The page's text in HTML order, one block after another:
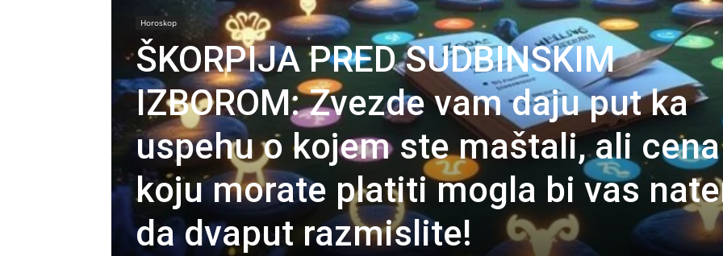
Horoskop
ŠKORPIJA PRED SUDBINSKIM
IZBOROM: Zvezde vam daju put ka
uspehu o kojem ste maštali, ali cena
koju morate platiti mogla bi vas
da dvaput razmislite!